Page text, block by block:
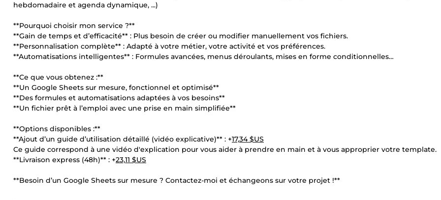
hebdomadaire et agenda dynamique, ...)
**Pourquoi choisir mon service ?**
**Gain de temps et d’efficacité** : Plus besoin de créer ou modifier manuellement vos fichiers.
**Personnalisation complète** : Adapté à votre métier, votre activité et vos préférences.
**Automatisations intelligentes** : Formules avancées, menus déroulants, mises en forme conditionnelles…
**Ce que vous obtenez :**
**Un Google Sheets sur mesure, fonctionnel et optimisé**
**Des formules et automatisations adaptées à vos besoins**
**Un fichier prêt à l’emploi avec une prise en main simplifiée**
**Options disponibles :**
**Ajout d’un guide d’utilisation détaillé (vidéo explicative)** : +17,34 $US
Ce guide correspond à une vidéo d'explication pour vous aider à prendre en main et à vous approprier votre template.
**Livraison express (48h)** : +23,11 $US
**Besoin d’un Google Sheets sur mesure ? Contactez-moi et échangeons sur votre projet !**